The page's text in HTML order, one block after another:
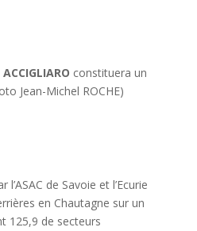
constituera un
Jean-Michel ROCHE)
l’ASAC de Savoie et l’Ecurie
en Chautagne sur un
125,9 de secteurs